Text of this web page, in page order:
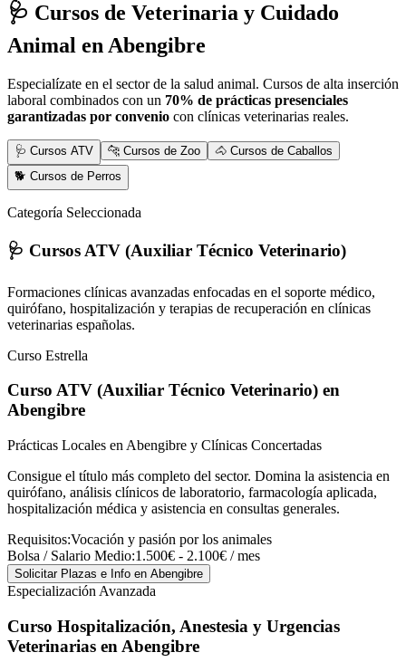
🩺 Cursos de Veterinaria y Cuidado
Animal en Abengibre
Especialízate en el sector de la salud animal. Cursos de alta inserción
laboral combinados con un 70% de prácticas presenciales
garantizadas por convenio con clínicas veterinarias reales.
🩺 Cursos ATV 🐆 Cursos de Zoo
🐴 Cursos de Caballos
🐕 Cursos de Perros
Categoría Seleccionada
🩺 Cursos ATV (Auxiliar Técnico Veterinario)
Formaciones clínicas avanzadas enfocadas en el soporte médico,
quirófano, hospitalización y terapias de recuperación en clínicas
veterinarias españolas.
Curso Estrella
Curso ATV (Auxiliar Técnico Veterinario) en
Abengibre
Prácticas Locales en Abengibre y Clínicas Concertadas
Consigue el título más completo del sector. Domina la asistencia en
quirófano, análisis clínicos de laboratorio, farmacología aplicada,
hospitalización médica y asistencia en consultas generales.
Requisitos:Vocación y pasión por los animales
Bolsa / Salario Medio:1.500€ - 2.100€ / mes
Solicitar Plazas e Info en Abengibre
Especialización Avanzada
Curso Hospitalización, Anestesia y Urgencias
Veterinarias en Abengibre